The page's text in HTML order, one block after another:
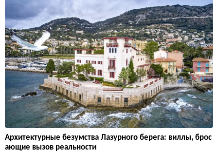
Архитектурные безумства Лазурного берега: виллы, брос
ающие вызов реальности